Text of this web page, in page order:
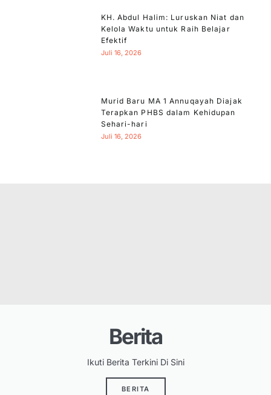
KH. Abdul Halim: Luruskan Niat dan
Kelola Waktu untuk Raih Belajar
Efektif
Juli 16, 2026
Murid Baru MA 1 Annuqayah Diajak
Terapkan PHBS dalam Kehidupan
Sehari-hari
Juli 16, 2026
Berita
Ikuti Berita Terkini Di Sini
BERITA